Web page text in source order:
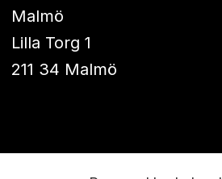
Malmö
Lilla Torg 1
211 34 Malmö